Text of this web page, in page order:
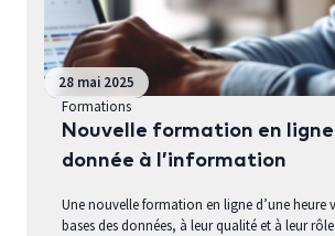
28 mai 2025
Formations
Nouvelle formation en
donnée à l’information
Une nouvelle formation en ligne d’une heure
bases des données, à leur qualité et à leur